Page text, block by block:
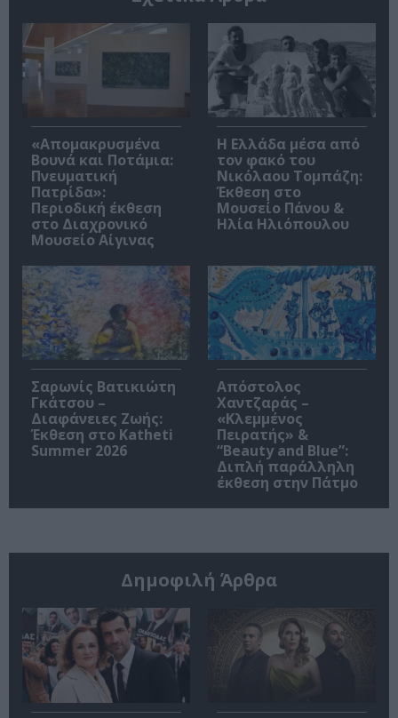
«Απομακρυσμένα
Βουνά και Ποτάμια:
Πνευματική
Πατρίδα»:
Περιοδική έκθεση
στο Διαχρονικό
Μουσείο Αίγινας
Η Ελλάδα μέσα από
τον φακό του
Νικόλαου Τομπάζη:
Έκθεση στο
Μουσείο Πάνου &
Ηλία Ηλιόπουλου
Σαρωνίς Βατικιώτη
Γκάτσου –
Διαφάνειες Ζωής:
Έκθεση στο Katheti
Summer 2026
Απόστολος
Χαντζαράς –
«Κλεμμένος
Πειρατής» &
“Beauty and Blue”:
Διπλή παράλληλη
έκθεση στην Πάτμο
Δημοφιλή Άρθρα